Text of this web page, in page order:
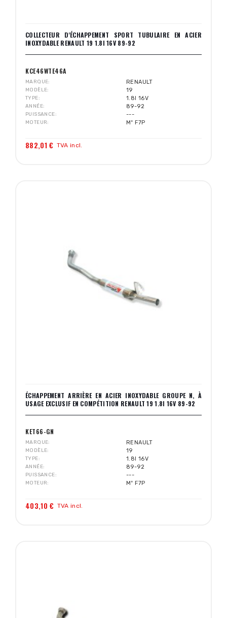
COLLECTEUR D'ÉCHAPPEMENT SPORT TUBULAIRE EN ACIER
INOXYDABLE RENAULT 19 1.8I 16V 89-92
KCE46WTE46A
MARQUE RENAULT
MODÈLE 19
TYPE 1.8I 16V
ANNÉE 89-92
PUISSANCE ---
MOTEUR Mº F7P
882,01 € TVA incl.
ÉCHAPPEMENT ARRIÈRE EN ACIER INOXYDABLE GROUPE N, À
USAGE EXCLUSIF EN COMPÉTITION RENAULT 19 1.8I 16V 89-92
KET66-GN
MARQUE RENAULT
MODÈLE 19
TYPE 1.8I 16V
ANNÉE 89-92
PUISSANCE ---
MOTEUR Mº F7P
403,10 € TVA incl.